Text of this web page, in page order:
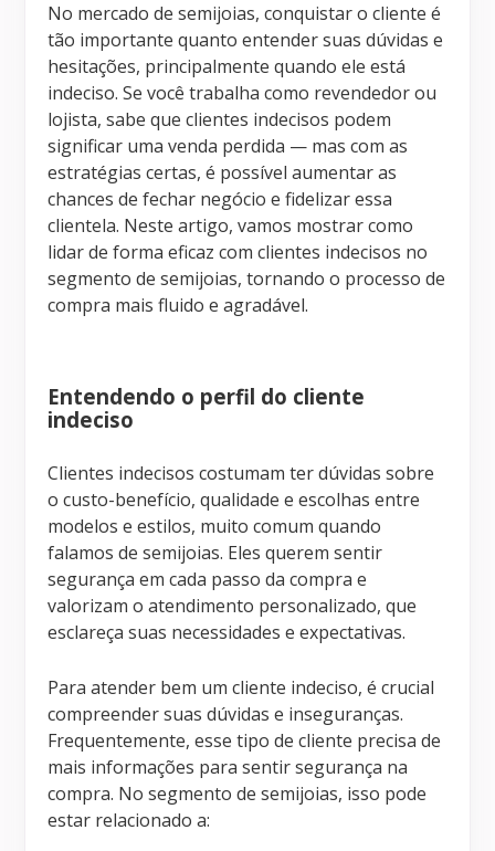
No mercado de semijoias, conquistar o cliente é
tão importante quanto entender suas dúvidas e
hesitações, principalmente quando ele está
indeciso. Se você trabalha como revendedor ou
lojista, sabe que clientes indecisos podem
significar uma venda perdida — mas com as
estratégias certas, é possível aumentar as
chances de fechar negócio e fidelizar essa
clientela. Neste artigo, vamos mostrar como
lidar de forma eficaz com clientes indecisos no
segmento de semijoias, tornando o processo de
compra mais fluido e agradável.
Entendendo o perfil do cliente
indeciso
Clientes indecisos costumam ter dúvidas sobre
o custo-benefício, qualidade e escolhas entre
modelos e estilos, muito comum quando
falamos de semijoias. Eles querem sentir
segurança em cada passo da compra e
valorizam o atendimento personalizado, que
esclareça suas necessidades e expectativas.
Para atender bem um cliente indeciso, é crucial
compreender suas dúvidas e inseguranças.
Frequentemente, esse tipo de cliente precisa de
mais informações para sentir segurança na
compra. No segmento de semijoias, isso pode
estar relacionado a: